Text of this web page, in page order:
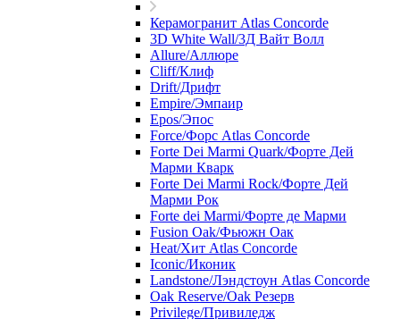
Керамогранит Atlas Concorde
3D White Wall/3Д Вайт Волл
Allure/Аллюрe
Cliff/Клиф
Drift/Дрифт
Empire/Эмпаир
Epos/Эпос
Force/Фoрс Atlas Concorde
Forte Dei Marmi Quark/Форте Дей
Марми Кварк
Forte Dei Marmi Rock/Форте Дей
Марми Рок
Forte dei Marmi/Форте де Марми
Fusion Oak/Фьюжн Оак
Heat/Xит Atlas Concorde
Iconic/Иконик
Landstone/Лэндстоун Atlas Concorde
Oak Reserve/Оak Резepв
Privilege/Привиледж